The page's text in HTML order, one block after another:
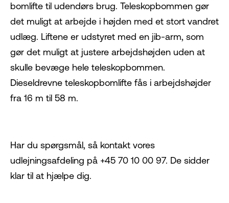
bomlifte til udendørs brug. Teleskopbommen gør
det muligt at arbejde i højden med et stort vandret
udlæg. Liftene er udstyret med en jib-arm, som
gør det muligt at justere arbejdshøjden uden at
skulle bevæge hele teleskopbommen.
Dieseldrevne teleskopbomlifte fås i arbejdshøjder
fra 16 m til 58 m.
Har du spørgsmål, så kontakt vores
udlejningsafdeling på +45 70 10 00 97. De sidder
klar til at hjælpe dig.